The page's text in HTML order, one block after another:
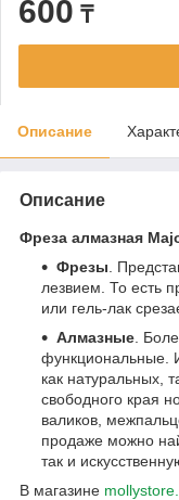
600 ₸
Описание
Описание
Фреза алмазная
Фрезы .
лезвием. То есть
или гель-лак
Алмазные .
функциональные.
как натуральных,
свободного края
валиков,
продаже можно
так и
В магазине